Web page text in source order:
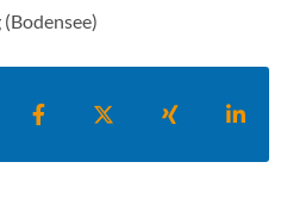
Teilen auf Facebook
Teilen auf XTeilen auf